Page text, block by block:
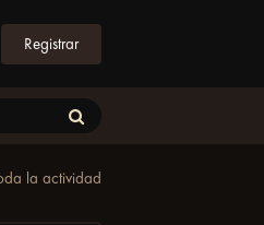
Registrar
la actividad